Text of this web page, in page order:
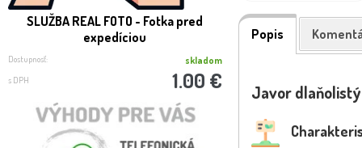
SLUŽBA REAL FOTO - Fotka pred
expedíciou
Dostupnosť: skladom
s DPH 1.00 €
Dráč Thunbergov
thunbergii
Popis
Javor dlaňolistý